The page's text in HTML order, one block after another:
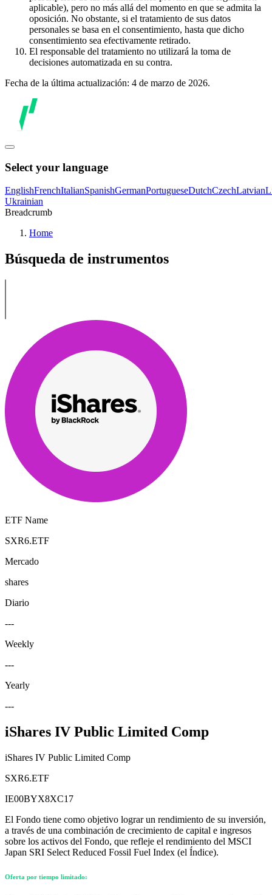
aplicable), pero no más allá del momento en que se admita la
oposición. No obstante, si el tratamiento de sus datos
personales se basa en el consentimiento, hasta que dicho
consentimiento sea efectivamente retirado.
El responsable del tratamiento no utilizará la toma de
decisiones automatizada en su contra.
Fecha de la última actualización: 4 de marzo de 2026.
Select your language
EnglishFrenchItalianSpanishGermanPortugueseDutchCzechLatvian
Ukrainian
Breadcrumb
Home
Búsqueda de instrumentos
ETF Name
SXR6.ETF
Mercado
shares
Diario
---
Weekly
---
Yearly
---
iShares IV Public Limited Comp
iShares IV Public Limited Comp
SXR6.ETF
IE00BYX8XC17
El Fondo tiene como objetivo lograr un rendimiento de su inversión,
a través de una combinación de crecimiento de capital e ingresos
sobre los activos del Fondo, que refleje el rendimiento del MSCI
Japan SRI Select Reduced Fossil Fuel Index (el Índice).
Oferta por tiempo limitado: